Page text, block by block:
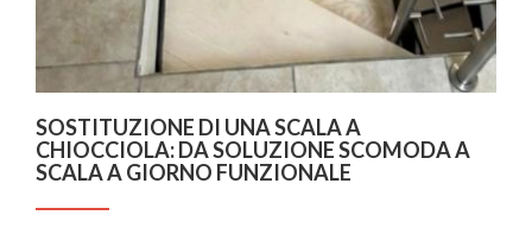
SOSTITUZIONE DI UNA SCALA A
CHIOCCIOLA: DA SOLUZIONE SCOMODA A
SCALA A GIORNO FUNZIONALE